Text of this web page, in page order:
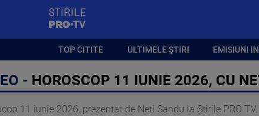
TOP CITITE ULTIMELE ȘTIRI EMISIUNI
- HOROSCOP 11 IUNIE 2026, CU
11 iunie 2026, prezentat de Neti Sandu la Știrile PRO